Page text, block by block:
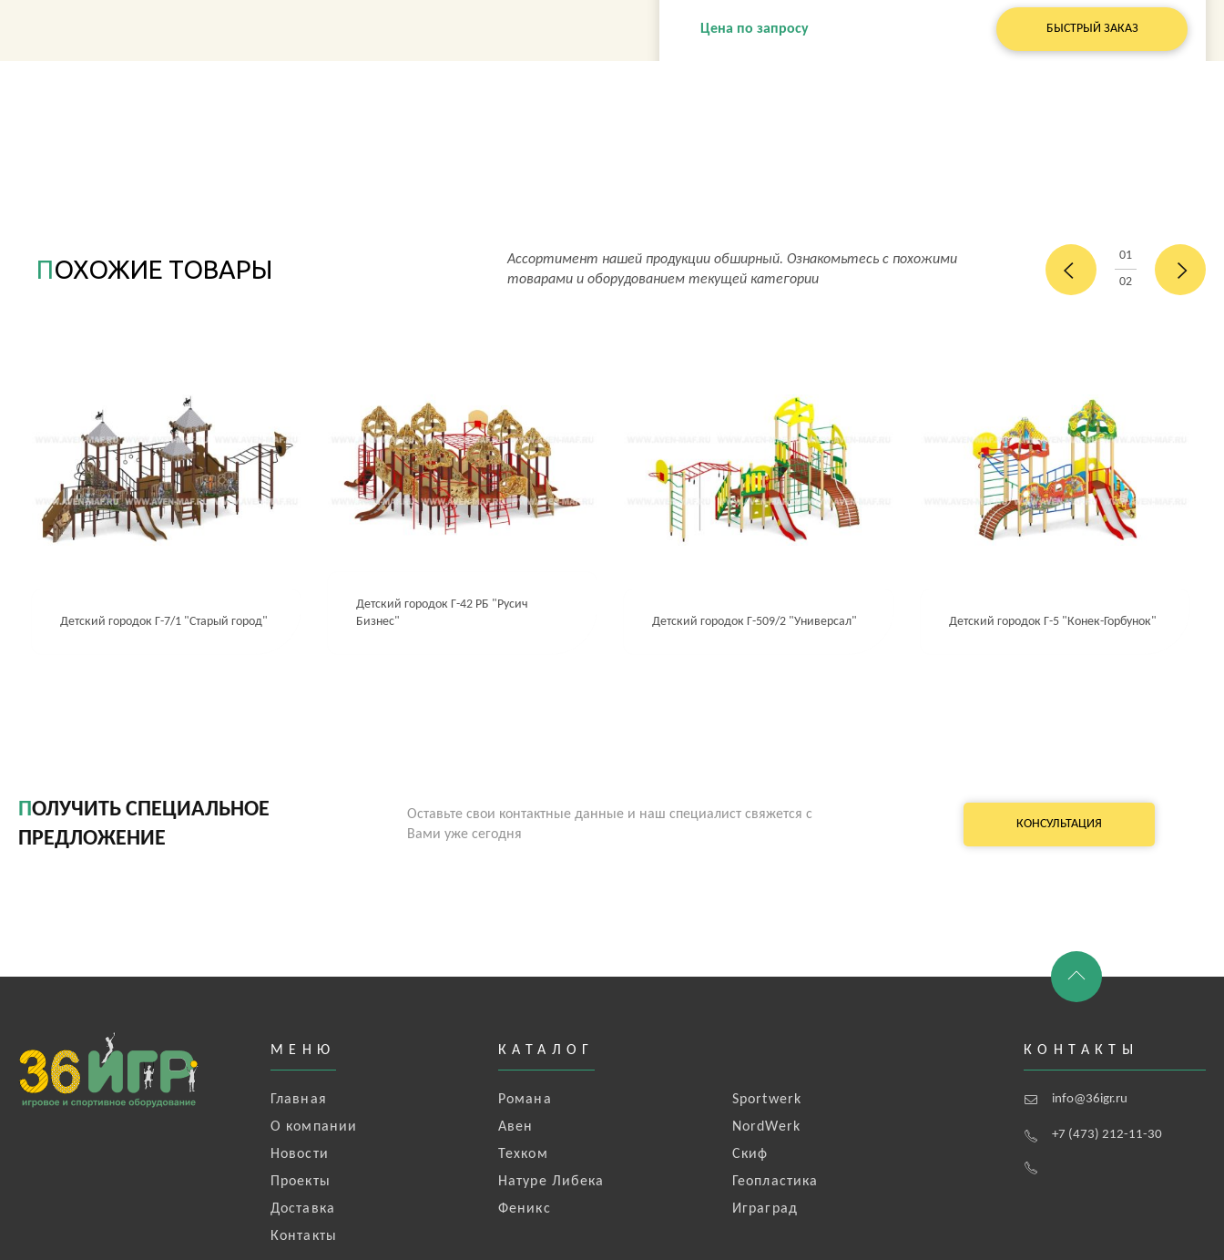
Цена по запросу БЫСТРЫЙ ЗАКАЗ
ПОХОЖИЕ ТОВАРЫ
Ассортимент нашей продукции обширный. Ознакомьтесь с похожими
товарами и оборудованием текущей категории
01
02
Детский городок Г-7/1 "Старый город"
Детский городок Г-42 РБ "Русич
Бизнес"
Детский городок Г-509/2 "Универсал" Детский городок Г-5 "Конек-Горбунок"
ПОЛУЧИТЬ СПЕЦИАЛЬНОЕ
ПРЕДЛОЖЕНИЕ
Оставьте свои контактные данные и наш специалист свяжется с
Вами уже сегодня
КОНСУЛЬТАЦИЯ
МЕНЮ
Главная
О компании
Новости
Проекты
Доставка
Контакты
КАТАЛОГ
Романа
Авен
Техком
Натуре Либека
Феникс
Sportwerk
NordWerk
Скиф
Геопластика
Играград
КОНТАКТЫ
info@36igr.ru
+7 (473) 212-11-30